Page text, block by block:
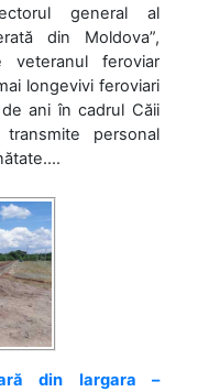
general al
din Moldova”,
feroviar
longevivi feroviari
ani în cadrul Căii
personal
din Iargara –